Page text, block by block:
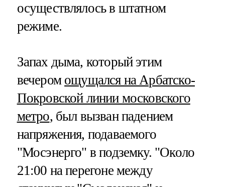
осуществлялось в штатном
режиме.
Запах дыма, который этим
вечером ощущался на Арбатско-
Покровской линии московского
метро, был вызван падением
напряжения, подаваемого
"Мосэнерго" в подземку. "Около
21:00 на перегоне между